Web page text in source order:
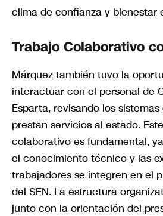
clima de confianza y bienestar
Trabajo Colaborativo
Márquez también tuvo la
interactuar con el personal de
Esparta, revisando los
prestan servicios al estado.
colaborativo es fundamental,
el conocimiento técnico y las
trabajadores se integren en el
del SEN. La estructura
junto con la orientación del